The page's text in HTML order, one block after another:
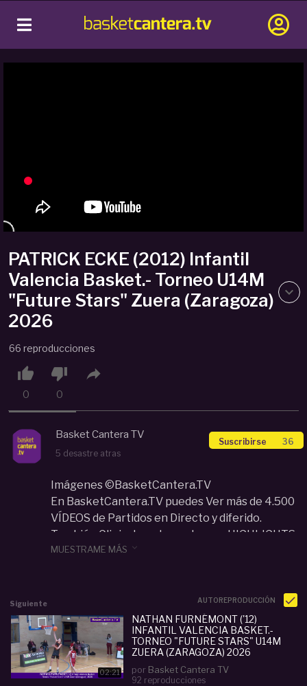
PATRICK ECKE (2012) Infantil
Valencia Basket.- Torneo U14M
"Future Stars" Zuera (Zaragoza)
2026
66 reproducciones

0

0

Basket Cantera TV
5 desastre atras
Suscribirse 36
Imágenes ©BasketCantera.TV
En BasketCantera.TV puedes Ver más de 4.500
VÍDEOS de Partidos en Directo y diferido.
También Clinic de entrenadores y HIGHLIGHTS
de los mejores equipos y jugadores de las
supera los 34 millones de visualizaciones en
todo el mundo.
- Información TWITTER: @BasketCanteraTV
- INSTAGRAM:
www.instagram.com/basketcantera/
MUESTRAME MÁS 
Siguiente AUTOREPRODUCCIÓN
02:21
NATHAN FURNÉMONT ('12)
INFANTIL VALENCIA BASKET.-
TORNEO "FUTURE STARS" U14M
ZUERA (ZARAGOZA) 2026
por Basket Cantera TV
92 reproducciones